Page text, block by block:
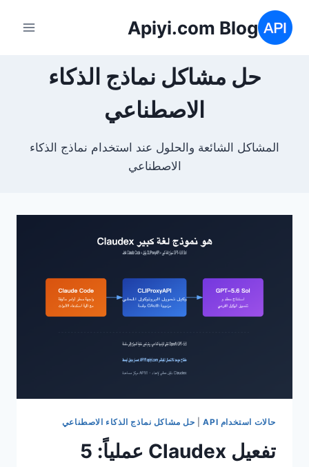
التجاوز
المحتوى
Apiyi.com Blog
حل مشاكل نماذج الذكاء
الاصطناعي
المشاكل الشائعة والحلول عند استخدام نماذج الذكاء
الاصطناعي
حالات استخدام API | حل مشاكل نماذج الذكاء الاصطناعي
تفعيل Claudex عملياً: 5